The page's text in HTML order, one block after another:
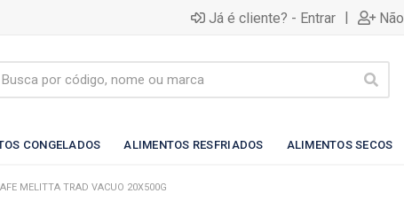
Já é cliente? - Entrar |
CONGELADOS ALIMENTOS RESFRIADOS ALIMENTOS SECOS
MELITTA TRAD VACUO 20X500G